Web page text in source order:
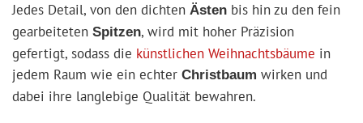
Jedes Detail, von den dichten Ästen bis hin zu den fein
gearbeiteten Spitzen, wird mit hoher Präzision
gefertigt, sodass die künstlichen Weihnachtsbäume in
jedem Raum wie ein echter Christbaum wirken und
dabei ihre langlebige Qualität bewahren.